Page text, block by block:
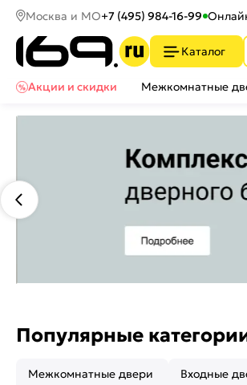
Москва и МО+7 (495) 984-16-99
Каталог
Акции и скидки
Межкомнатные
Популярные
Межкомнатные двери Входные